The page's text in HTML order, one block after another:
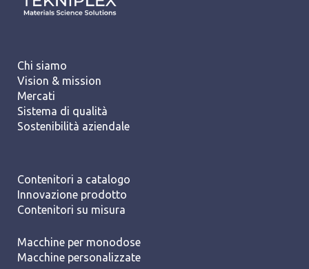
Chi siamo
Vision & mission
Mercati
Sistema di qualità
Sostenibilità aziendale
Contenitori a catalogo
Innovazione prodotto
Contenitori su misura
Macchine per monodose
Macchine personalizzate